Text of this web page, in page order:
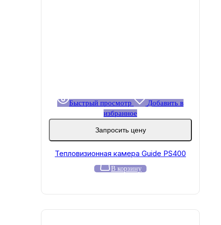
Быстрый просмотр
Добавить в
избранное
Запросить цену
Тепловизионная камера Guide PS400
В корзину